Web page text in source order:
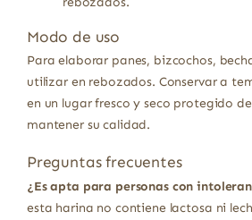
Modo de uso
Para elaborar panes, bizcochos,
utilizar en rebozados. Conservar a
en un lugar fresco y seco protegido
mantener su calidad.
Preguntas frecuentes
¿Es apta para personas con
esta harina no contiene lactosa ni